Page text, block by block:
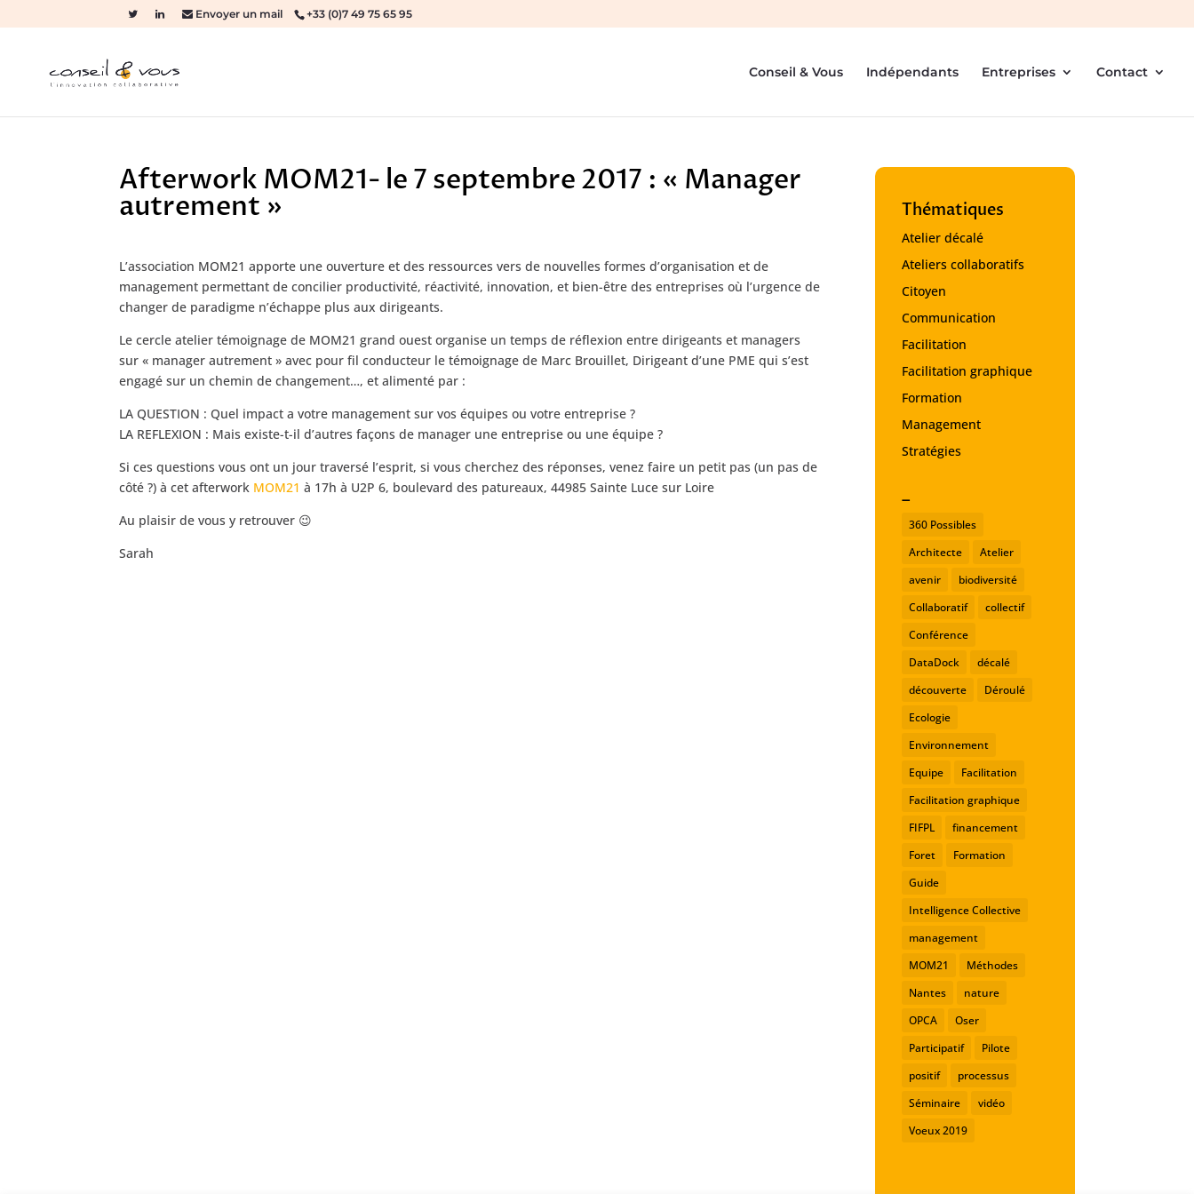
Envoyer un mail +33 (0)7 49 75 65 95
Conseil & Vous Indépendants Entreprises Contact
Afterwork MOM21- le 7 septembre 2017 : « Manager
autrement »
L’association MOM21 apporte une ouverture et des ressources vers de nouvelles formes d’organisation et de
management permettant de concilier productivité, réactivité, innovation, et bien-être des entreprises où l’urgence de
changer de paradigme n’échappe plus aux dirigeants.
Le cercle atelier témoignage de MOM21 grand ouest organise un temps de réflexion entre dirigeants et managers
sur « manager autrement » avec pour fil conducteur le témoignage de Marc Brouillet, Dirigeant d’une PME qui s’est
engagé sur un chemin de changement…, et alimenté par :
LA QUESTION : Quel impact a votre management sur vos équipes ou votre entreprise ?
LA REFLEXION : Mais existe-t-il d’autres façons de manager une entreprise ou une équipe ?
Si ces questions vous ont un jour traversé l’esprit, si vous cherchez des réponses, venez faire un petit pas (un pas de
côté ?) à cet afterwork MOM21 à 17h à U2P 6, boulevard des patureaux, 44985 Sainte Luce sur Loire
Au plaisir de vous y retrouver 😉
Sarah
Thématiques
Atelier décalé
Ateliers collaboratifs
Citoyen
Communication
Facilitation
Facilitation graphique
Formation
Management
Stratégies
_
360 Possibles
Architecte
Atelier
avenir
biodiversité
Collaboratif
collectif
Conférence
DataDock
décalé
découverte
Déroulé
Ecologie
Environnement
Equipe
Facilitation
Facilitation graphique
FIFPL
financement
Foret
Formation
Guide
Intelligence Collective
management
MOM21
Méthodes
Nantes
nature
OPCA
Oser
Participatif
Pilote
positif
processus
Séminaire
vidéo
Voeux 2019